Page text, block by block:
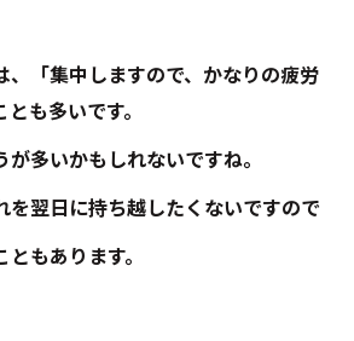
、「集中しますので、かなりの疲労
も多いです。
多いかもしれないですね。
を翌日に持ち越したくないですので
もあります。